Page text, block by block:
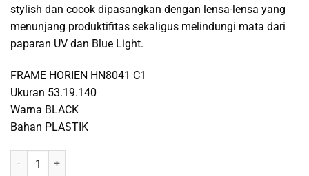
stylish dan cocok dipasangkan dengan lensa-lensa yang
menunjang produktifitas sekaligus melindungi mata dari
paparan UV dan Blue Light.
FRAME HORIEN HN8041 C1
Ukuran 53.19.140
Warna BLACK
Bahan PLASTIK
HORIEN HN8041 C1 quantity